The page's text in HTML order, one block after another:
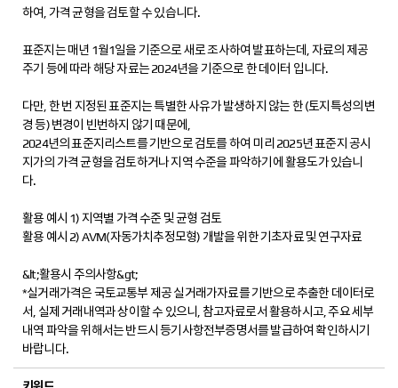
하여, 가격 균형을 검토할 수 있습니다.
표준지는 매년 1월1일을 기준으로 새로 조사하여 발표하는데, 자료의 제공
주기 등에 따라 해당 자료는 2024년을 기준으로 한 데이터 입니다.
다만, 한 번 지정된 표준지는 특별한 사유가 발생하지 않는 한 (토지특성의 변
경 등) 변경이 빈번하지 않기 때문에,
2024년의 표준지리스트를 기반으로 검토를 하여 미리 2025년 표준지 공시
지가의 가격 균형을 검토하거나 지역 수준을 파악하기에 활용도가 있습니
다.
활용 예시 1) 지역별 가격 수준 및 균형 검토
활용 예시 2) AVM(자동가치추정모형) 개발을 위한 기초자료 및 연구자료
&lt;활용시 주의사항&gt;
*실거래가격은 국토교통부 제공 실거래가자료를 기반으로 추출한 데이터로
서, 실제 거래내역과 상이할 수 있으니, 참고자료로서 활용하시고, 주요 세부
내역 파악을 위해서는 반드시 등기사항전부증명서를 발급하여 확인하시기
바랍니다.